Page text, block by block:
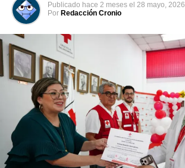
Publicado hace 2 meses el 28 mayo, 2026
Por Redacción Cronio